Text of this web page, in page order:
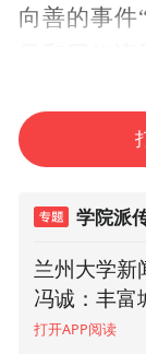
向善的事件
量和用好
差别所在。”
努力探索并
通过不断
故里拜祖
文化，充
学院派
兰州大学新
冯诚：丰富
城市形象有
打开APP阅读
《传媒》杂
推动郑州文
多创意和特色
打开APP阅读